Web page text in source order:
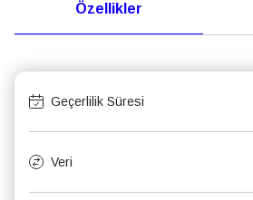
Özellikler
Geçerlilik Süresi
Veri